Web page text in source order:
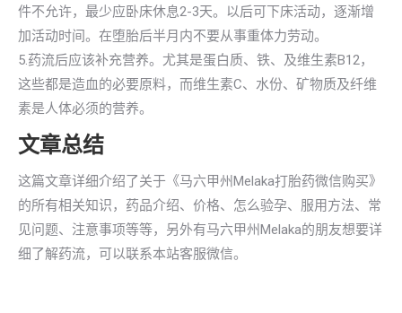
件不允许，最少应卧床休息2-3天。以后可下床活动，逐渐增
加活动时间。在堕胎后半月内不要从事重体力劳动。
5.药流后应该补充营养。尤其是蛋白质、铁、及维生素B12，
这些都是造血的必要原料，而维生素C、水份、矿物质及纤维
素是人体必须的营养。
文章总结
这篇文章详细介绍了关于《马六甲州Melaka打胎药微信购买》
的所有相关知识，药品介绍、价格、怎么验孕、服用方法、常
见问题、注意事项等等，另外有马六甲州Melaka的朋友想要详
细了解药流，可以联系本站客服微信。